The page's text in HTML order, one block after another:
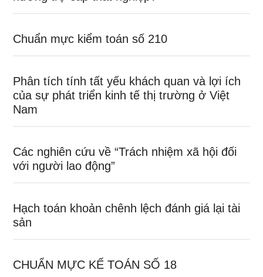
Chuẩn mực kiểm toán số 210
Phân tích tính tất yếu khách quan và lợi ích
của sự phát triển kinh tế thị trường ở Việt
Nam
Các nghiên cứu về “Trách nhiệm xã hội đối
với người lao động”
Hạch toán khoản chênh lệch đánh giá lại tài
sản
CHUẨN MỰC KẾ TOÁN SỐ 18